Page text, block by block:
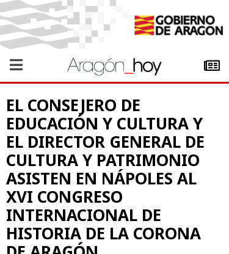
EL CONSEJERO DE
EDUCACIÓN Y CULTURA Y
EL DIRECTOR GENERAL DE
CULTURA Y PATRIMONIO
ASISTEN EN NÁPOLES AL
XVI CONGRESO
INTERNACIONAL DE
HISTORIA DE LA CORONA